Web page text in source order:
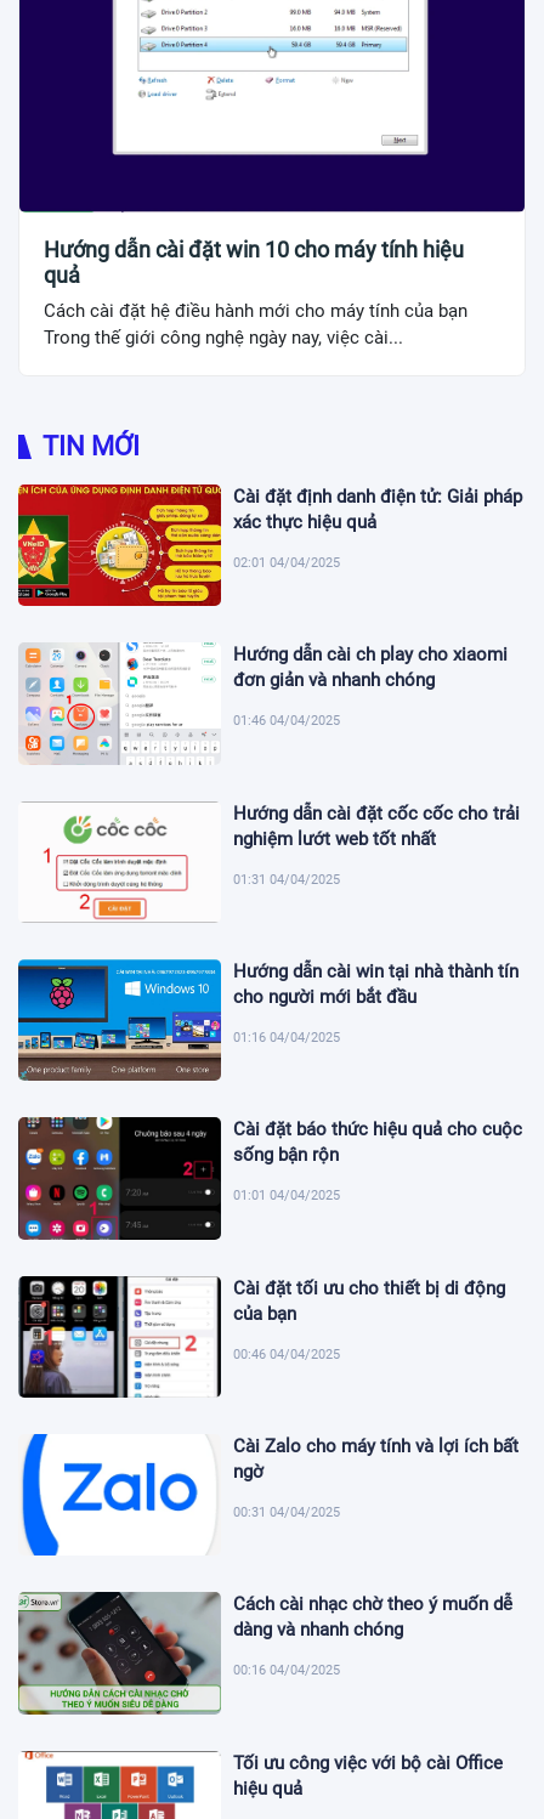
Hướng dẫn cài đặt win 10 cho máy tính hiệu
quả
Cách cài đặt hệ điều hành mới cho máy tính của bạn
Trong thế giới công nghệ ngày nay, việc cài...
TIN MỚI
Cài đặt định danh điện tử: Giải pháp
xác thực hiệu quả
02:01 04/04/2025
Hướng dẫn cài ch play cho xiaomi
đơn giản và nhanh chóng
01:46 04/04/2025
Hướng dẫn cài đặt cốc cốc cho trải
nghiệm lướt web tốt nhất
01:31 04/04/2025
Hướng dẫn cài win tại nhà thành tín
cho người mới bắt đầu
01:16 04/04/2025
Cài đặt báo thức hiệu quả cho cuộc
sống bận rộn
01:01 04/04/2025
Cài đặt tối ưu cho thiết bị di động
của bạn
00:46 04/04/2025
Cài Zalo cho máy tính và lợi ích bất
ngờ
00:31 04/04/2025
Cách cài nhạc chờ theo ý muốn dễ
dàng và nhanh chóng
00:16 04/04/2025
Tối ưu công việc với bộ cài Office
hiệu quả